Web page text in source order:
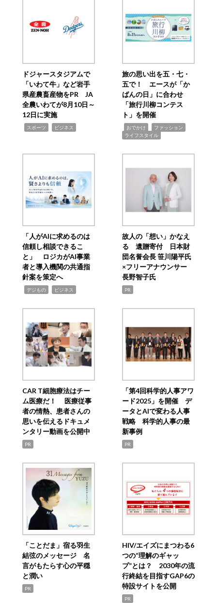
ドジャースタジアムで
「いわて牛」など岩手
県産農畜産物をPR JA
全農いわてが8月10日～
12日に実施
スポーツ ビジネス
旅の思い出を五・七・
五で！ エースが「か
ばんの日」に合わせ
「旅行川柳コンテス
ト」を開催
おでかけ ファッション
ライフスタイル
「人がAIに求めるのは
信頼し相談できるこ
と」 ロジカがAI事業
者と導入機関の共通指
針案を策定へ
デジもの ビジネス
故人の「想い」かなえ
る 遺贈寄付 日本財
団名誉会長 笹川陽平氏
×フリーアナウンサー
長野智子氏
PR
CAR T細胞療法はチー
ム医療だ！ 医療従事
者の情熱、患者さんの
思いを伝えるドキュメ
ンタリー動画を公開中
PR
「第4回科学的人事アワ
ード2025」を開催 デ
ータとAIで変わる人事
戦略 科学的人事の最
新事例
PR
「ことだま」宿る羽生
結弦のメッセージ 名
言がもたらす心の平穏
と潤い
PR
HIV/エイズにまつわる6
つの“理解のギャッ
プ”とは？ 2030年の流
行終結を目指すGAP6の
特設サイトを公開
PR